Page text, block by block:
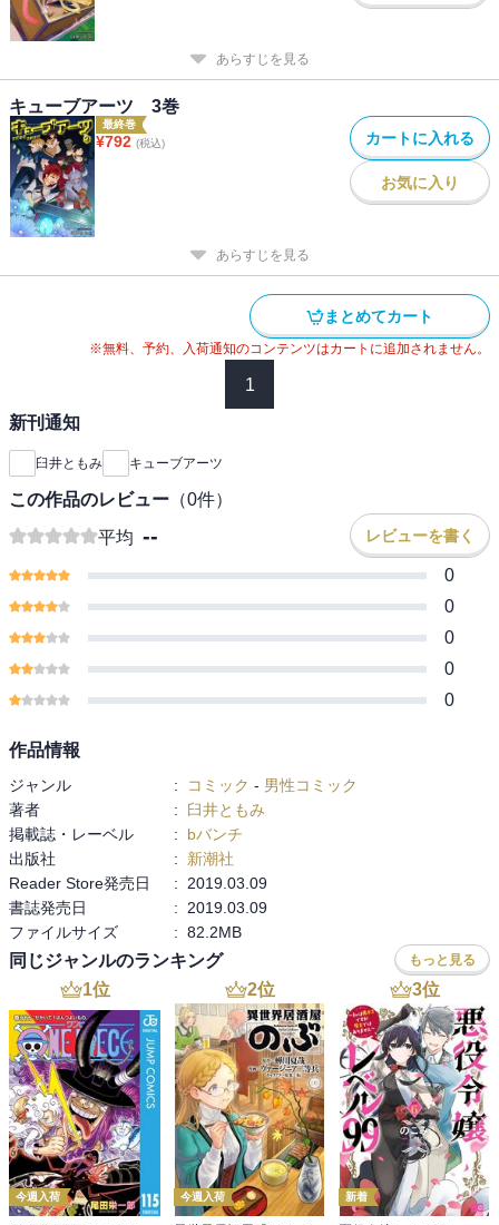
あらすじを見る
キューブアーツ 3巻
最終巻
¥792 (税込) カートに入れる
お気に入り
あらすじを見る
まとめてカート
※無料、予約、入荷通知のコンテンツはカートに追加されません。
1
新刊通知
臼井ともみ キューブアーツ
この作品のレビュー （0件）
平均 -- レビューを書く
0
0
0
0
0
作品情報
ジャンル : コミック - 男性コミック
著者
:
臼井ともみ
掲載誌・レーベル
:
bバンチ
出版社
:
新潮社
Reader Store発売日
: 2019.03.09
書誌発売日
: 2019.03.09
ファイルサイズ
: 82.2MB
同じジャンルのランキング もっと見る
1位
今週入荷
2位
今週入荷
3位
新着